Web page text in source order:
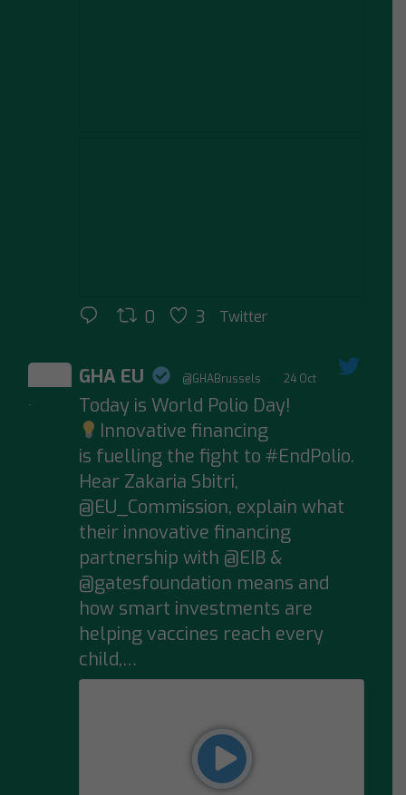
0 3 Twitter
;
GHA EU @GHABrussels · 24 Oct
Today is World Polio Day!
Innovative financing
is fuelling the fight to #EndPolio.
Hear Zakaria Sbitri,
@EU_Commission, explain what
their innovative financing
partnership with @EIB &
@gatesfoundation means and
how smart investments are
helping vaccines reach every
child,…